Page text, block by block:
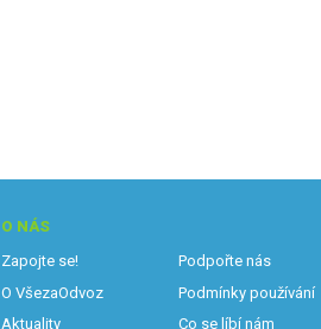
O NÁS
Zapojte se!
O VšezaOdvoz
Aktuality
Podpořte nás
Podmínky používání
Co se líbí nám